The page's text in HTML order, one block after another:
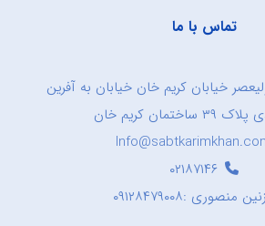
تماس با ما
خیابان کریم خان خیابان به آفرین
کریم خان
۰۲۱۸۷۱۴۶
منصوری :۰۹۱۲۸۴۷۹۰۰۸